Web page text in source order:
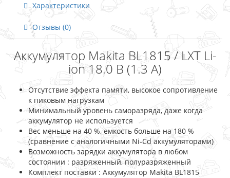
Характеристики
Отзывы (0)
Аккумулятор Makita BL1815 / LXT Li-
ion 18.0 В (1.3 А)
Отсутствие эффекта памяти, высокое сопротивление
к пиковым нагрузкам
Минимальный уровень саморазряда, даже когда
аккумулятор не используется
Вес меньше на 40 %, емкость больше на 180 %
(сравнение с аналогичными Ni-Cd аккумуляторами)
Возможность зарядки аккумулятора в любом
состоянии : разряженный, полуразряженный
Комплект поставки : Аккумулятор Makita BL1815